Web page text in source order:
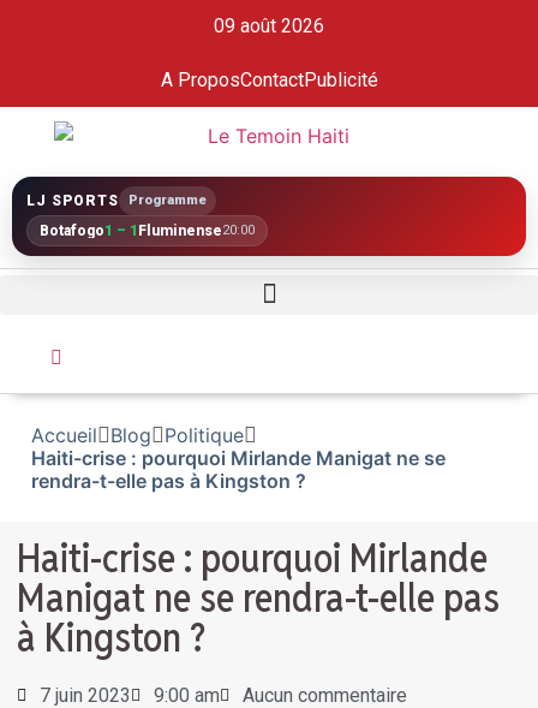
09 août 2026
A ProposContactPublicité
LJ SPORTS Programme
Botafogo1 – 1 Fluminense20:00
Accueil Blog
Politique
Haiti-crise : pourquoi Mirlande Manigat ne se
rendra-t-elle pas à Kingston ?
Haiti-crise : pourquoi Mirlande
Manigat ne se rendra-t-elle pas
à Kingston ?
7 juin 2023 9:00 am Aucun commentaire